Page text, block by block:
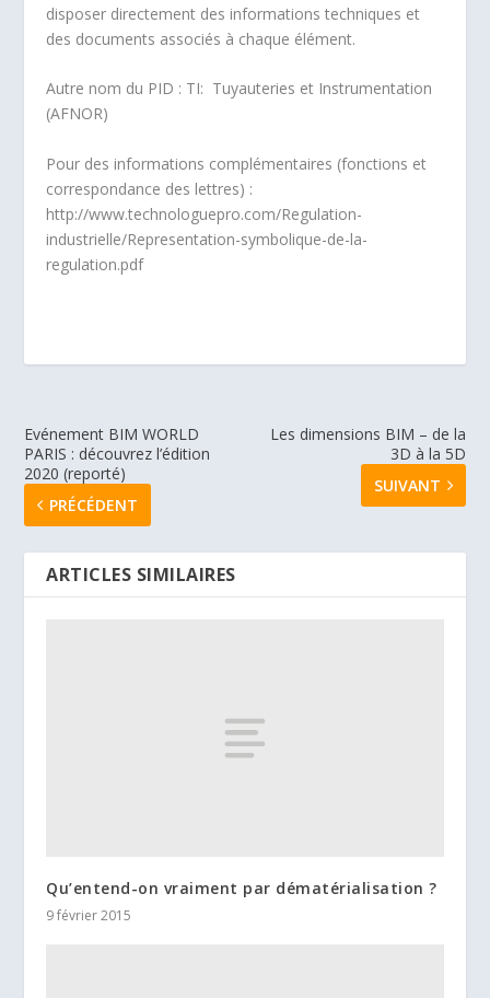
disposer directement des informations techniques et
des documents associés à chaque élément.
Autre nom du PID : TI: Tuyauteries et Instrumentation
(AFNOR)
Pour des informations complémentaires (fonctions et
correspondance des lettres) :
http://www.technologuepro.com/Regulation-
industrielle/Representation-symbolique-de-la-
regulation.pdf
Evénement BIM WORLD
PARIS : découvrez l’édition
2020 (reporté)
PRÉCÉDENT
Les dimensions BIM – de la
3D à la 5D
SUIVANT
ARTICLES SIMILAIRES
Qu’entend-on vraiment par dématérialisation ?
9 février 2015